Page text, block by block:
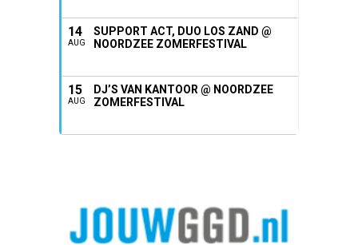
14
AUG
SUPPORT ACT, DUO LOS ZAND @
NOORDZEE ZOMERFESTIVAL
15
AUG
DJ’S VAN KANTOOR @ NOORDZEE
ZOMERFESTIVAL